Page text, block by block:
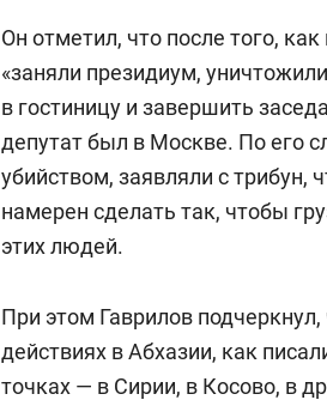
Он отметил, что после того,
«заняли президиум,
в гостиницу и завершить
депутат был в Москве. По его
убийством, заявляли с трибун,
намерен сделать так, чтобы
этих людей.
При этом Гаврилов
действиях в Абхазии, как
точках — в Сирии, в Косово, в